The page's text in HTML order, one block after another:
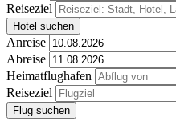
Reiseziel
Hotel suchen
Anreise
Abreise
Heimatflughafen
Reiseziel
Flug suchen